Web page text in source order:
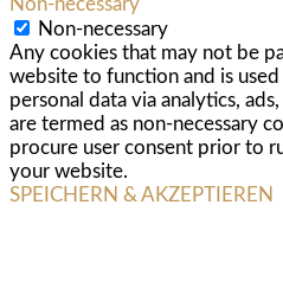
Non-necessary
Any cookies that may not be
website to function and is
personal data via analytics,
are termed as non-necessary
procure user consent prior to
your website.
SPEICHERN & AKZEPTIEREN